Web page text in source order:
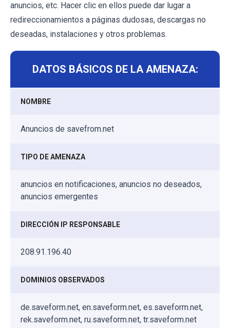
anuncios, etc. Hacer clic en ellos puede dar lugar a
redireccionamientos a páginas dudosas, descargas no
deseadas, instalaciones y otros problemas.
DATOS BÁSICOS DE LA AMENAZA:
NOMBRE
Anuncios de savefrom.net
TIPO DE AMENAZA
anuncios en notificaciones, anuncios no deseados,
anuncios emergentes
DIRECCIÓN IP RESPONSABLE
208.91.196.40
DOMINIOS OBSERVADOS
de.saveform.net, en.saveform.net, es.saveform.net,
rek.saveform.net, ru.saveform.net, tr.saveform.net